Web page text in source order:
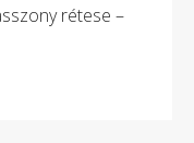
rétese –